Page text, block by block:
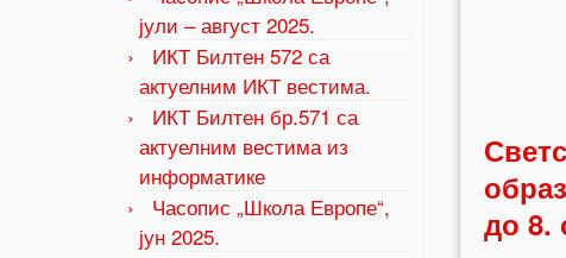
јули – август 2025.
ИКТ Билтен 572 са
актуелним ИКТ вестима.
ИКТ Билтен бр.571 са
актуелним вестима из
информатике
Часопис „Школа Европе“,
јун 2025.
до 8.